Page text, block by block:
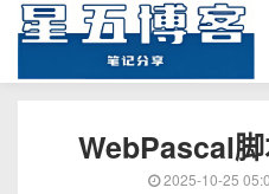
WebPascal
2025-10-25